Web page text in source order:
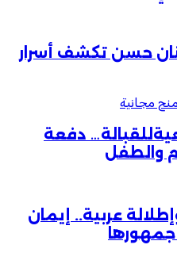
5… حنان حسن تكشف أسرار
دفعة
والطفل
عربية.. إيمان
جمهورها